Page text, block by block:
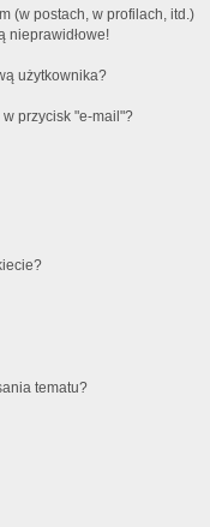
(w postach, w profilach, itd.)
nieprawidłowe!
użytkownika?
przycisk "e-mail"?
tematu?